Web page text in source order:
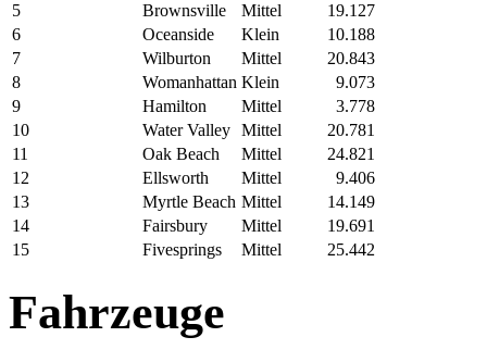
5
Brownsville Mittel
19.127
6
Oceanside Klein
10.188
7
Wilburton Mittel
20.843
8
Womanhattan Klein
9.073
9
Hamilton Mittel
3.778
10
Water Valley Mittel
20.781
11
Oak Beach Mittel
24.821
12
Ellsworth Mittel
9.406
13
Myrtle Beach Mittel
14.149
14
Fairsbury Mittel
19.691
15
Fivesprings Mittel 25.442
Fahrzeuge